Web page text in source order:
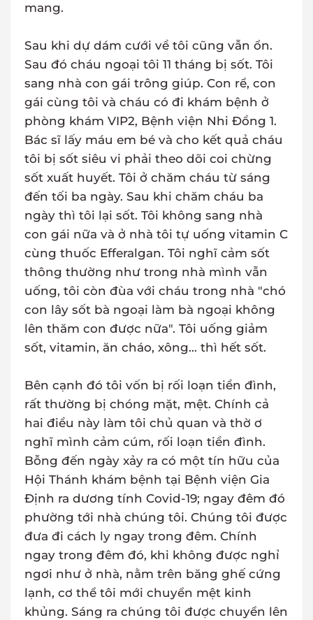
mang.
Sau khi dự dám cưới về tôi cũng vẫn ổn.
Sau đó cháu ngoại tôi 11 tháng bị sốt. Tôi
sang nhà con gái trông giúp. Con rể, con
gái cùng tôi và cháu có đi khám bệnh ở
phòng khám VIP2, Bệnh viện Nhi Đồng 1.
Bác sĩ lấy máu em bé và cho kết quả cháu
tôi bị sốt siêu vi phải theo dõi coi chừng
sốt xuất huyết. Tôi ở chăm cháu từ sáng
đến tối ba ngày. Sau khi chăm cháu ba
ngày thì tôi lại sốt. Tôi không sang nhà
con gái nữa và ở nhà tôi tự uống vitamin C
cùng thuốc Efferalgan. Tôi nghĩ cảm sốt
thông thường như trong nhà mình vẫn
uống, tôi còn đùa với cháu trong nhà "chó
con lây sốt bà ngoại làm bà ngoại không
lên thăm con được nữa". Tôi uống giảm
sốt, vitamin, ăn cháo, xông... thì hết sốt.
Bên cạnh đó tôi vốn bị rối loạn tiền đình,
rất thường bị chóng mặt, mệt. Chính cả
hai điều này làm tôi chủ quan và thờ ơ
nghĩ mình cảm cúm, rối loạn tiền đình.
Bỗng đến ngày xảy ra có một tín hữu của
Hội Thánh khám bệnh tại Bệnh viện Gia
Định ra dương tính Covid-19; ngay đêm đó
phường tới nhà chúng tôi. Chúng tôi được
đưa đi cách ly ngay trong đêm. Chính
ngay trong đêm đó, khi không được nghỉ
ngơi như ở nhà, nằm trên băng ghế cứng
lạnh, cơ thể tôi mới chuyển mệt kinh
khủng. Sáng ra chúng tôi được chuyển lên